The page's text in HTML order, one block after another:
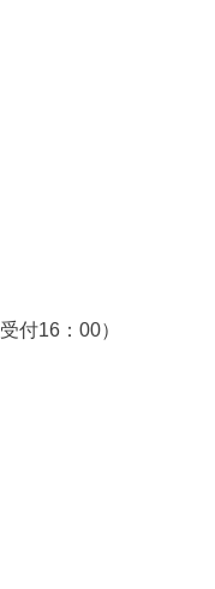
16：00）